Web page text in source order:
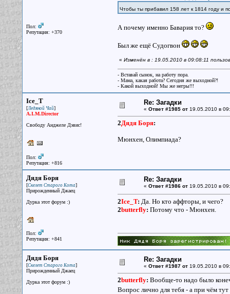
Пол:
Репутация: +370
Чтобы ты прибавил 158 лет к 1814 году и
А почему именно Бавария то?
Был же ещё Судогвон
« Изменён в : 19.05.2010 в 09:08:11
- Вставай сынок, на работу пора.
- Мама, какая работа? Сегодня же выходной?!
- Какой выходной! Мы же негры!!!
Ice_T
[Ледяной Чай]
A.I.M.Director
Свободу Анджеле Дэвис!
Пол:
Репутация: +816
Re: Загадки
« Ответ #1985 от19.05.2010 в
2Дядя Боря:
Мюнхен, Олимпиада?
Дядя Боря
[Скелет Старого Кота]
Прирожденный Джаец
Дурка этот форум :)
Пол:
Репутация: +841
Re: Загадки
« Ответ #1986 от19.05.2010 в
2Ice_T: Да. Но кто аффторы, и чего?
2butterfly: Потому что - Мюнхен.
Дядя Боря
[Скелет Старого Кота]
Прирожденный Джаец
Дурка этот форум :)
Re: Загадки
« Ответ #1987 от19.05.2010 в
2butterfly: Вообще-то надо было
Вопрос лично для тебя - а при чём